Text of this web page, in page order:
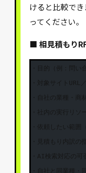
けると比較で
ってください。
■ 相見積もり
・目的（例：問
・対象サイトURL
・自社の業種・
・社内の実行リソ
・依頼したい範囲
・見積もり内訳
・AI検索対応の可
・自社と同業種・